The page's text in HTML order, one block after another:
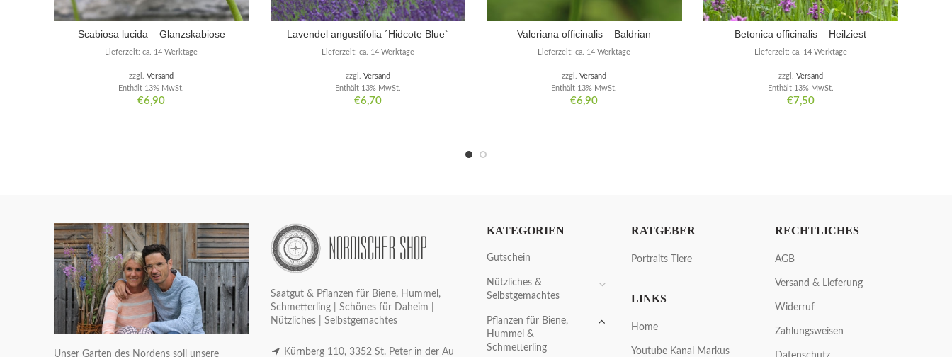
Scabiosa lucida – Glanzskabiose
€6,90
Enthält 13% MwSt.
zzgl.Versand
Lieferzeit: ca. 14 Werktage
Lavendel angustifolia ´Hidcote Blue`
€6,70
Enthält 13% MwSt.
zzgl. Versand
Lieferzeit: ca. 14 Werktage
Valeriana officinalis – Baldrian
€6,90
Enthält 13% MwSt.
zzgl.Versand
Lieferzeit: ca. 14 Werktage
Betonica officinalis – Heilziest
€7,50
Enthält 13% MwSt.
zzgl. Versand
Lieferzeit: ca. 14 Werktage
Unser Garten des Nordens soll unsere
Saatgut & Pflanzen für Biene, Hummel,
Schmetterling | Schönes für Daheim |
Nützliches | Selbstgemachtes
Kürnberg 110, 3352 St. Peter in der Au
KATEGORIEN
Gutschein
Nützliches &
Selbstgemachtes
Pflanzen für Biene,
Hummel &
Schmetterling
RATGEBER
Portraits Tiere
LINKS
Home
Youtube Kanal Markus
RECHTLICHES
AGB
Versand & Lieferung
Widerruf
Zahlungsweisen